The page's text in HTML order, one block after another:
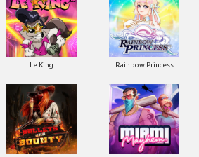
Le King Rainbow Princess